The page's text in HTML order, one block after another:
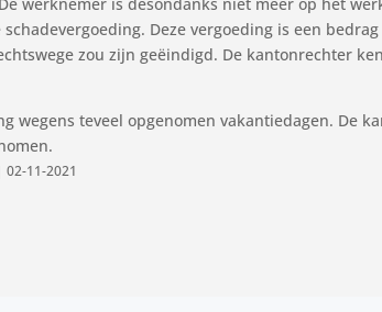
werknemer is desondanks niet meer op het
Deze vergoeding is een
zou zijn geëindigd. De kantonrechter
teveel opgenomen vakantiedagen. De
02-11-2021